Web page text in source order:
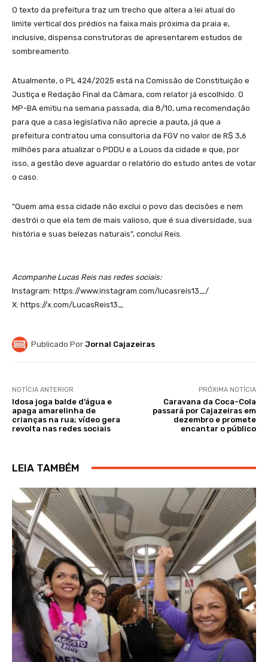
O texto da prefeitura traz um trecho que altera a lei atual do
limite vertical dos prédios na faixa mais próxima da praia e,
inclusive, dispensa construtoras de apresentarem estudos de
sombreamento.
Atualmente, o PL 424/2025 está na Comissão de Constituição e
Justiça e Redação Final da Câmara, com relator já escolhido. O
MP-BA emitiu na semana passada, dia 8/10, uma recomendação
para que a casa legislativa não aprecie a pauta, já que a
prefeitura contratou uma consultoria da FGV no valor de R$ 3,6
milhões para atualizar o PDDU e a Louos da cidade e que, por
isso, a gestão deve aguardar o relatório do estudo antes de votar
o caso.
“Quem ama essa cidade não exclui o povo das decisões e nem
destrói o que ela tem de mais valioso, que é sua diversidade, sua
história e suas belezas naturais”, conclui Reis.
Acompanhe Lucas Reis nas redes sociais:
Instagram: https://www.instagram.com/lucasreis13_/
X: https://x.com/LucasReis13_
Publicado Por Jornal Cajazeiras
NOTÍCIA ANTERIOR
Idosa joga balde d’água e
apaga amarelinha de
crianças na rua; vídeo gera
revolta nas redes sociais
PRÓXIMA NOTÍCIA
Caravana da Coca-Cola
passará por Cajazeiras em
dezembro e promete
encantar o público
LEIA TAMBÉM